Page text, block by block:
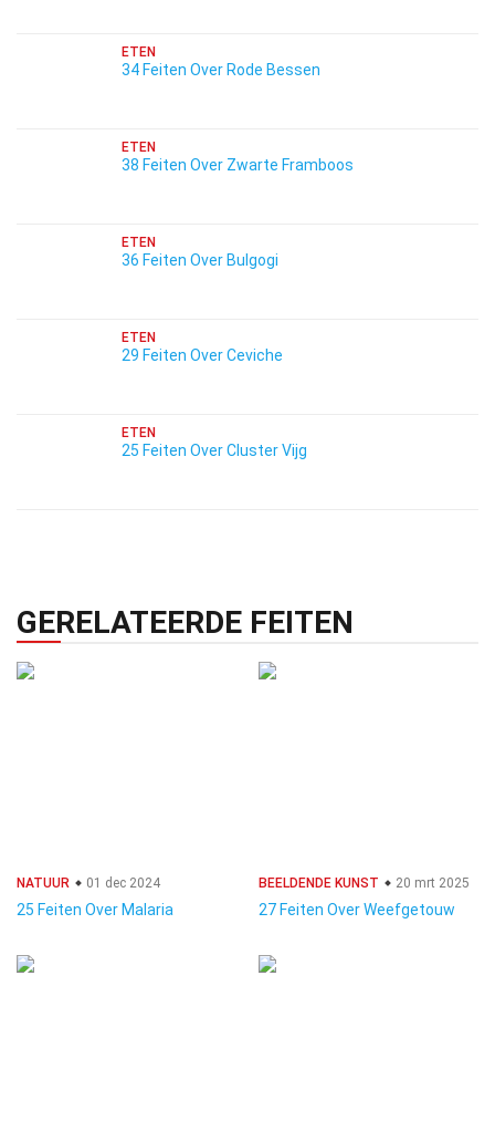
ETEN
34 Feiten Over Rode Bessen
ETEN
38 Feiten Over Zwarte Framboos
ETEN
36 Feiten Over Bulgogi
ETEN
29 Feiten Over Ceviche
ETEN
25 Feiten Over Cluster Vijg
GERELATEERDE FEITEN
NATUUR 01 dec 2024
25 Feiten Over Malaria
BEELDENDE KUNST 20 mrt 2025
27 Feiten Over Weefgetouw